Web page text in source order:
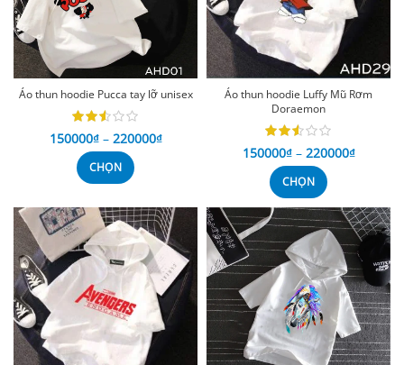
Áo thun hoodie Pucca tay lỡ unisex
150000₫ – 220000₫
CHỌN
Áo thun hoodie Luffy Mũ Rơm
Doraemon
150000₫ – 220000₫
CHỌN